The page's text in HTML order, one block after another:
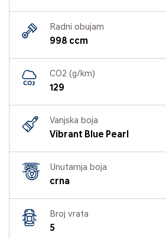
Radni obujam
998 ccm
CO2 (g/km)
129
Vanjska boja
Vibrant Blue Pearl
Unutarnja boja
crna
Broj vrata
5